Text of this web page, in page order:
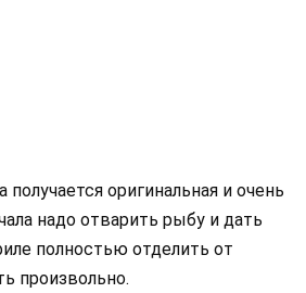
получается оригинальная и очень
надо отварить рыбу и дать
полностью отделить от
произвольно.